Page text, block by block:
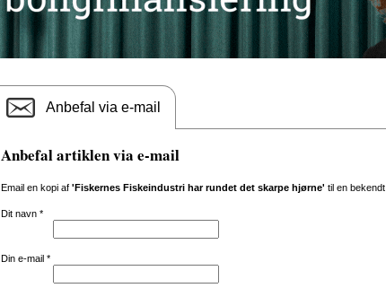
Anbefal via e-mail
Anbefal artiklen via e-mail
Email en kopi af 'Fiskernes Fiskeindustri har rundet det skarpe hjørne' til en bekendt
Dit navn *
Din e-mail *